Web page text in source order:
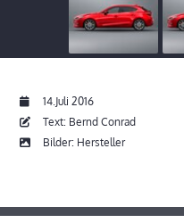
14.Juli 2016
Text: Bernd Conrad
Bilder: Hersteller